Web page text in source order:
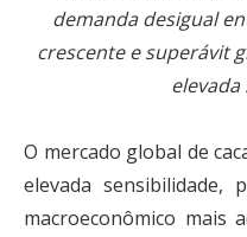
demanda desigual
crescente e superávit
O mercado global de
elevada sensibilidade,
macroeconômico mais